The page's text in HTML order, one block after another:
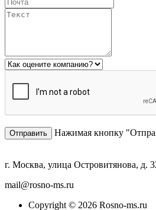
Нажимая кнопку
г. Москва, улица Островитянова, д.
mail@rosno-ms.ru
Copyright © 2026 Rosno-ms.ru